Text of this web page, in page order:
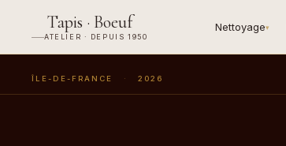
Tapis · Boeuf
ATELIER · DEPUIS 1950
Nettoyage▾
ÎLE-DE-FRANCE · 2026